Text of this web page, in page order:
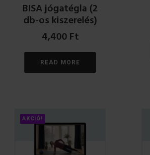
BISA jógatégla (2
db-os kiszerelés)
4,400Ft
READ MORE
AKCIÓ!